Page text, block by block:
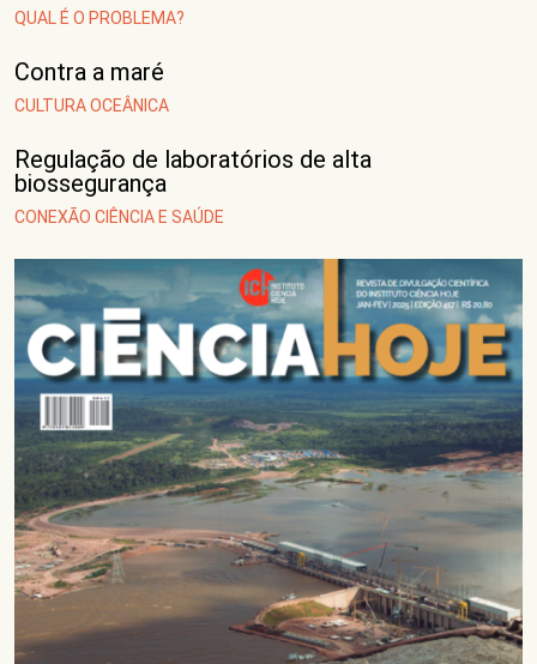
QUAL É O PROBLEMA?
Contra a maré
CULTURA OCEÂNICA
Regulação de laboratórios de alta
biossegurança
CONEXÃO CIÊNCIA E SAÚDE